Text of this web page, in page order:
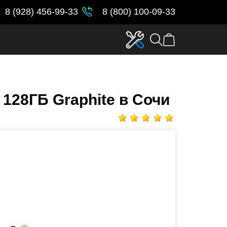
8 (928) 456-99-33 8 (800) 100-09-33
Graphite в Сочи